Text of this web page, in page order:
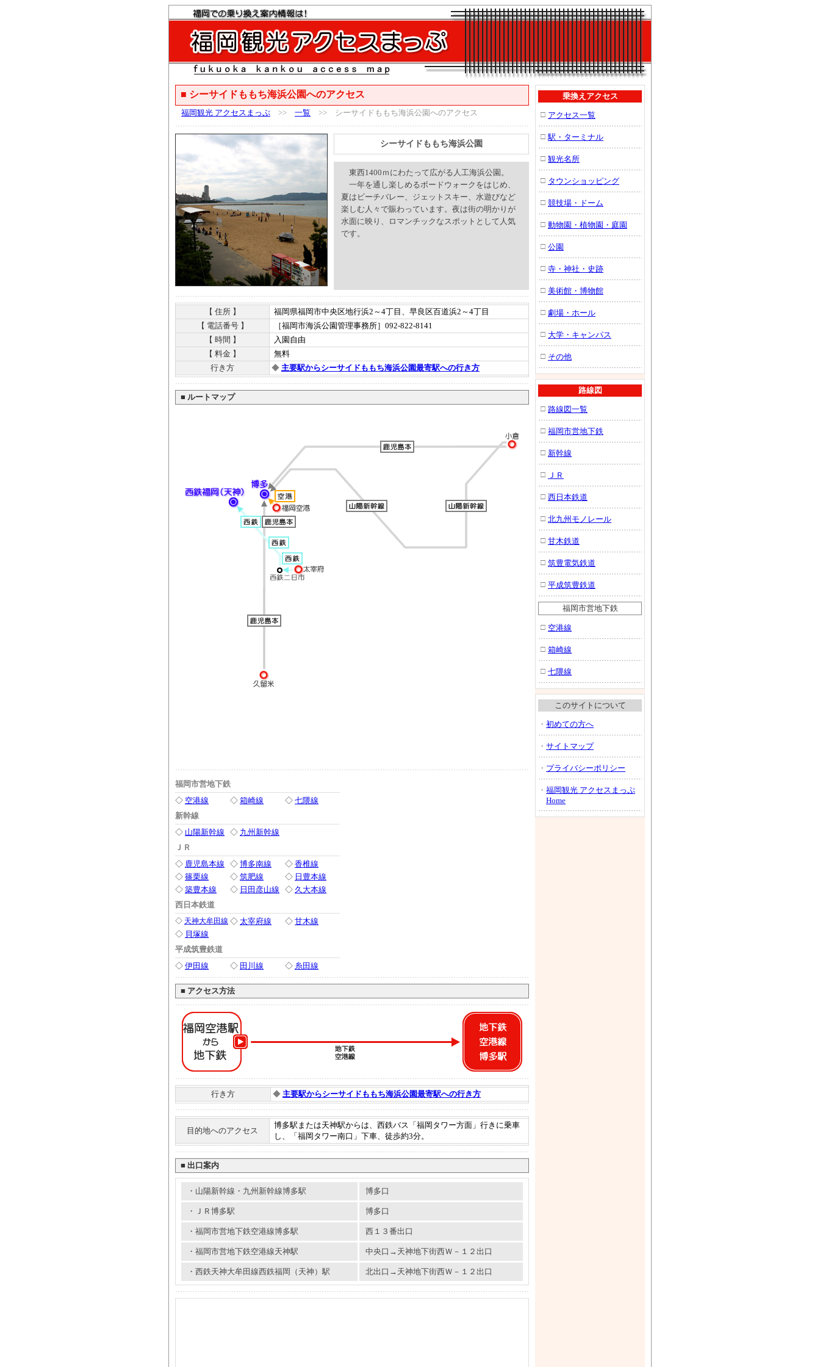
■ シーサイドももち海浜公園へのアクセス
福岡観光 アクセスまっぷ >> 一覧 >> シーサイドももち海浜公園へのアクセス
シーサイドももち海浜公園
東西1400ｍにわたって広がる人工海浜公園。
一年を通し楽しめるボードウォークをはじめ、
夏はビーチバレー、ジェットスキー、水遊びなど
楽しむ人々で賑わっています。夜は街の明かりが
水面に映り、ロマンチックなスポットとして人気
です。
【 住所 】
福岡県福岡市中央区地行浜2～4丁目、早良区百道浜2～4丁目
【 電話番号 】
［福岡市海浜公園管理事務所］092-822-8141
【 時間 】
入園自由
【 料金 】
無料
行き方
◆ 主要駅からシーサイドももち海浜公園最寄駅への行き方
■ ルートマップ
福岡市営地下鉄
◇ 空港線 ◇ 箱崎線 ◇ 七隈線
新幹線
◇ 山陽新幹線 ◇ 九州新幹線
ＪＲ
◇ 鹿児島本線 ◇ 博多南線 ◇ 香椎線
◇ 篠栗線 ◇ 筑肥線 ◇ 日豊本線
◇ 築豊本線 ◇ 日田彦山線 ◇ 久大本線
西日本鉄道
◇ 天神大牟田線 ◇ 太宰府線 ◇ 甘木線
◇ 貝塚線
平成筑豊鉄道
◇ 伊田線 ◇ 田川線 ◇ 糸田線
■ アクセス方法
行き方 ◆ 主要駅からシーサイドももち海浜公園最寄駅への行き方
目的地へのアクセス
博多駅または天神駅からは、西鉄バス「福岡タワー方面」行きに乗車
し、「福岡タワー南口」下車、徒歩約3分。
■ 出口案内
・山陽新幹線・九州新幹線博多駅 博多口
・ＪＲ博多駅 博多口
・福岡市営地下鉄空港線博多駅 西１３番出口
・福岡市営地下鉄空港線天神駅 中央口→天神地下街西Ｗ－１２出口
・西鉄天神大牟田線西鉄福岡（天神）駅 北出口→天神地下街西Ｗ－１２出口
乗換えアクセス
□ アクセス一覧
□ 駅・ターミナル
□ 観光名所
□ タウンショッピング
□ 競技場・ドーム
□ 動物園・植物園・庭園
□ 公園
□ 寺・神社・史跡
□ 美術館・博物館
□ 劇場・ホール
□ 大学・キャンパス
□ その他
路線図
□ 路線図一覧
□ 福岡市営地下鉄
□ 新幹線
□ ＪＲ
□ 西日本鉄道
□ 北九州モノレール
□ 甘木鉄道
□ 筑豊電気鉄道
□ 平成筑豊鉄道
福岡市営地下鉄
□ 空港線
□ 箱崎線
□ 七隈線
このサイトについて
・ 初めての方へ
・ サイトマップ
・ プライバシーポリシー
・ 福岡観光 アクセスまっぷ
Home